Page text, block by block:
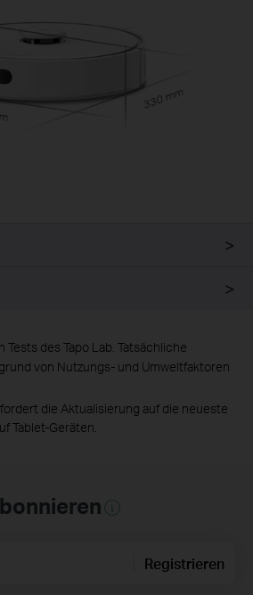
330 mm
Tests des Tapo Lab. Tatsächliche
von Nutzungs- und Umweltfaktoren
die Aktualisierung auf die neueste
Tablet-Geräten.
Registrieren